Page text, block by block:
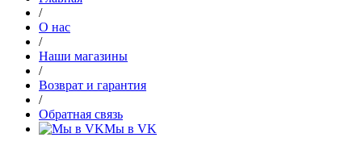
/
О нас
/
Наши магазины
/
Возврат и гарантия
/
Обратная связь
Мы в VK